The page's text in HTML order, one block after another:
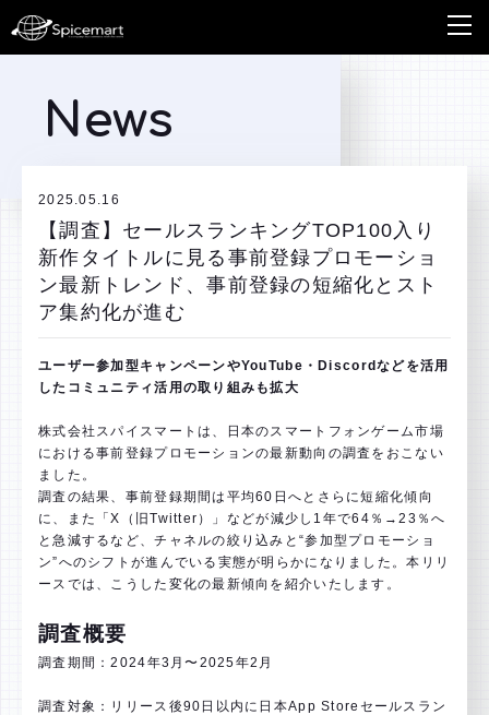
News
2025.05.16
【調査】セールスランキングTOP100入り
新作タイトルに見る事前登録プロモーショ
ン最新トレンド、事前登録の短縮化とスト
ア集約化が進む
ユーザー参加型キャンペーンやYouTube・Discordなどを活用
したコミュニティ活用の取り組みも拡大
株式会社スパイスマートは、日本のスマートフォンゲーム市場
における事前登録プロモーションの最新動向の調査をおこない
ました。
調査の結果、事前登録期間は平均60日へとさらに短縮化傾向
に、また「X（旧Twitter）」などが減少し1年で64％→23％へ
と急減するなど、チャネルの絞り込みと“参加型プロモーショ
ン”へのシフトが進んでいる実態が明らかになりました。本リリ
ースでは、こうした変化の最新傾向を紹介いたします。
調査概要
調査期間：2024年3月〜2025年2月
調査対象：リリース後90日以内に日本App Storeセールスラン